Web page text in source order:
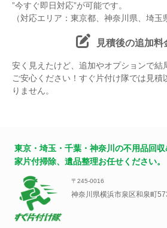
”今すぐ即日対応”が可能です。
（対応エリア：東京都、神奈川県、埼玉
見積後の追加料
安く見えたけど、追加やオプションで結
ご安心ください！すぐ片付け隊では見積
りません。
東京・埼玉・千葉・神奈川の不用品回収
家片付掃除、遺品整理お任せください。
〒245-0016
神奈川県横浜市泉区和泉町